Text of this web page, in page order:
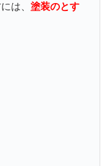
は、 塗装のとす